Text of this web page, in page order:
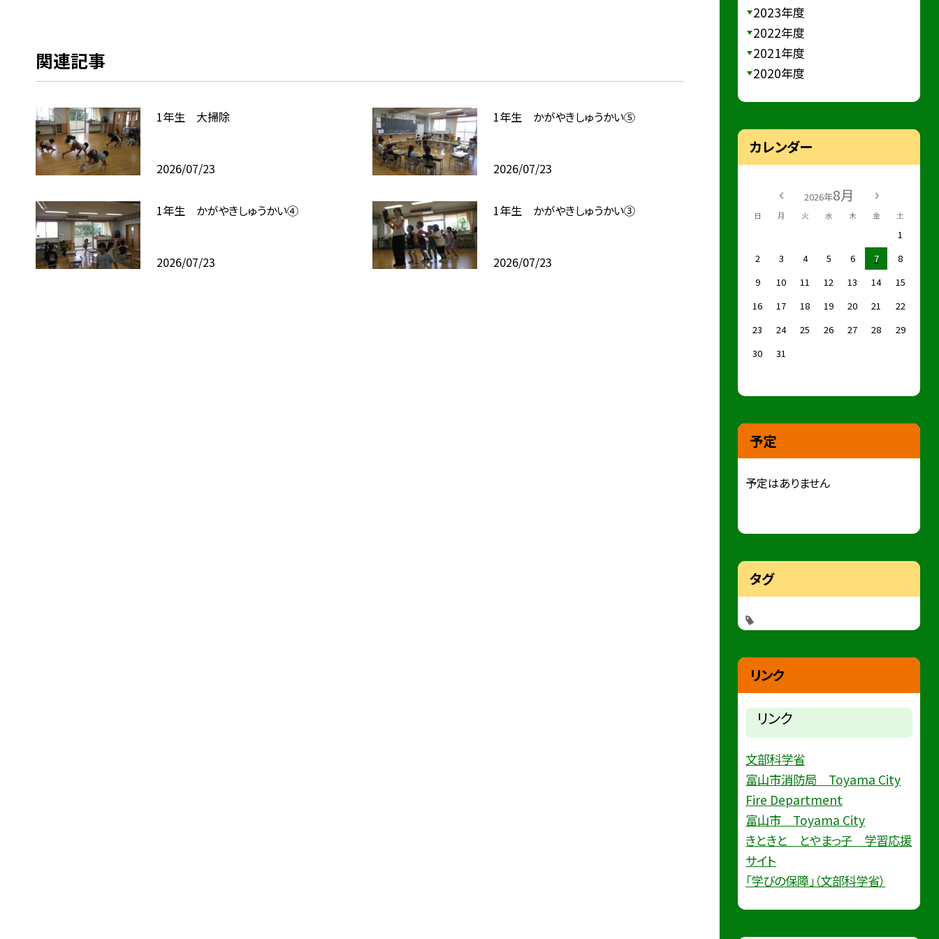
関連記事
1年生 大掃除
2026/07/23
1年生 かがやきしゅうかい⑤
2026/07/23
1年生 かがやきしゅうかい④
2026/07/23
1年生 かがやきしゅうかい③
2026/07/23
2023年度
2022年度
2021年度
2020年度
カレンダー
2026年8月
日 月 火 水 木 金 土
1
2
3 4 5 6 7
8
9
10 11 12 13 14
15
16
17 18 19 20 21
22
23
24 25 26 27 28
29
30
31
予定
予定はありません
タグ
リンク
リンク
文部科学省
富山市消防局 Toyama City
Fire Department
富山市 Toyama City
きときと とやまっ子 学習応援
サイト
「学びの保障」（文部科学省）